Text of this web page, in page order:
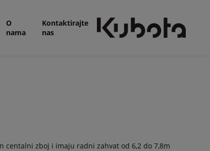
O
nama
Kontaktirajte
nas
centalni zboj i imaju radni zahvat od 6,2 do 7,8m